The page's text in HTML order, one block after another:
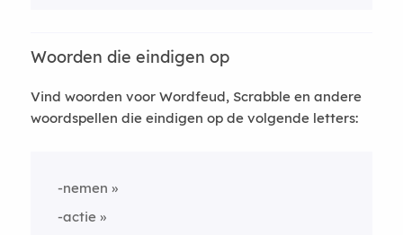
Woorden die eindigen op
Vind woorden voor Wordfeud, Scrabble en andere
woordspellen die eindigen op de volgende letters:
-nemen
-actie